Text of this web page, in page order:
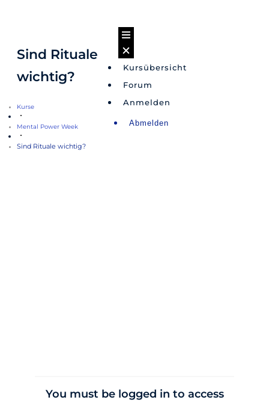
Kursübersicht
Forum
Anmelden
Abmelden
Sind Rituale
wichtig?
Kurse
Mental Power Week
Sind Rituale wichtig?
You must be logged in to access